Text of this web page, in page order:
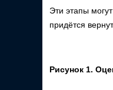
Эти этапы
придётся
Рисунок 1.